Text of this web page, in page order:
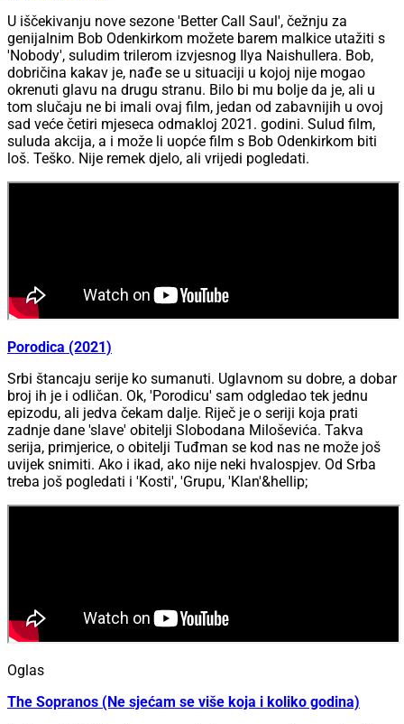
U iščekivanju nove sezone 'Better Call Saul', čežnju za
genijalnim Bob Odenkirkom možete barem malkice utažiti s
'Nobody', suludim trilerom izvjesnog Ilya Naishullera. Bob,
dobričina kakav je, nađe se u situaciji u kojoj nije mogao
okrenuti glavu na drugu stranu. Bilo bi mu bolje da je, ali u
tom slučaju ne bi imali ovaj film, jedan od zabavnijih u ovoj
sad veće četiri mjeseca odmakloj 2021. godini. Sulud film,
suluda akcija, a i može li uopće film s Bob Odenkirkom biti
loš. Teško. Nije remek djelo, ali vrijedi pogledati.
Porodica (2021)
Srbi štancaju serije ko sumanuti. Uglavnom su dobre, a dobar
broj ih je i odličan. Ok, 'Porodicu' sam odgledao tek jednu
epizodu, ali jedva čekam dalje. Riječ je o seriji koja prati
zadnje dane 'slave' obitelji Slobodana Miloševića. Takva
serija, primjerice, o obitelji Tuđman se kod nas ne može još
uvijek snimiti. Ako i ikad, ako nije neki hvalospjev. Od Srba
treba još pogledati i 'Kosti', 'Grupu, 'Klan'&hellip;
Oglas
The Sopranos (Ne sjećam se više koja i koliko godina)